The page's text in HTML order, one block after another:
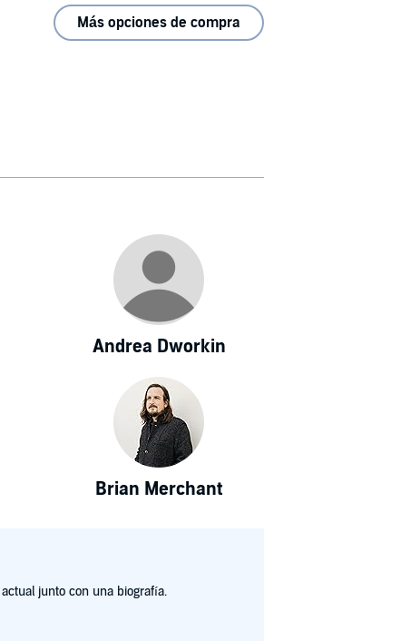
Más opciones de compra
Andrea Dworkin
Brian Merchant
junto con una biografía.